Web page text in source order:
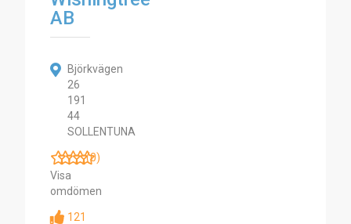
AB
Björkvägen
26
191
44
SOLLENTUNA
(0)
Visa
omdömen
121